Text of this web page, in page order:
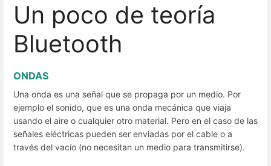
Un poco de teoría
Bluetooth
ONDAS
Una onda es una señal que se propaga por un medio. Por
ejemplo el sonido, que es una onda mecánica que viaja
usando el aire o cualquier otro material. Pero en el caso de las
señales eléctricas pueden ser enviadas por el cable o a
través del vacío (no necesitan un medio para transmitirse).